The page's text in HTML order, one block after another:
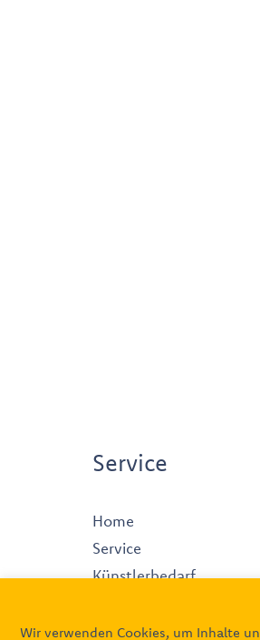
Service
Home
Service
Künstlerbedarf
Galerie
Wir verwenden Cookies, um Inhalte